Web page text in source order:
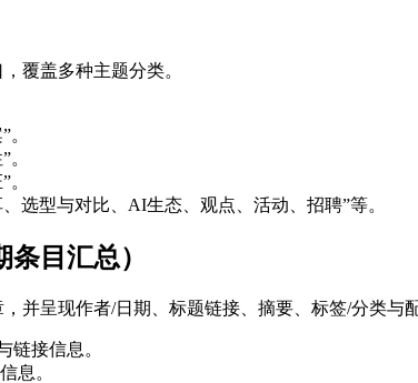
覆盖多种主题分类。
选型与对比、AI生态、观点、活动、招聘”等。
目汇总）
并呈现作者/日期、标题链接、摘要、标签/分类与
链接信息。
息。